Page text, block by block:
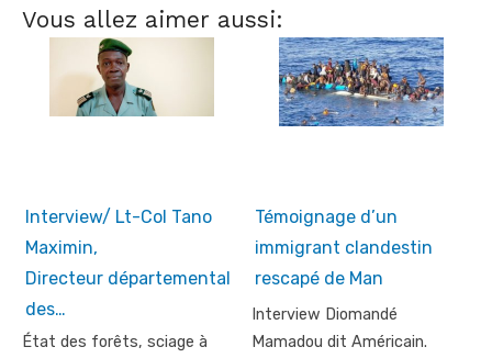
Vous allez aimer aussi:
Interview/ Lt-Col Tano
Maximin,
Directeur départemental
des…
État des forêts, sciage à
Témoignage d’un
immigrant clandestin
rescapé de Man
Interview Diomandé
Mamadou dit Américain.